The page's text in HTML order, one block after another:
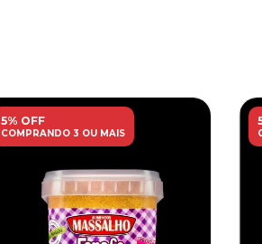
5% OFF
COMPRANDO 3 OU MAIS